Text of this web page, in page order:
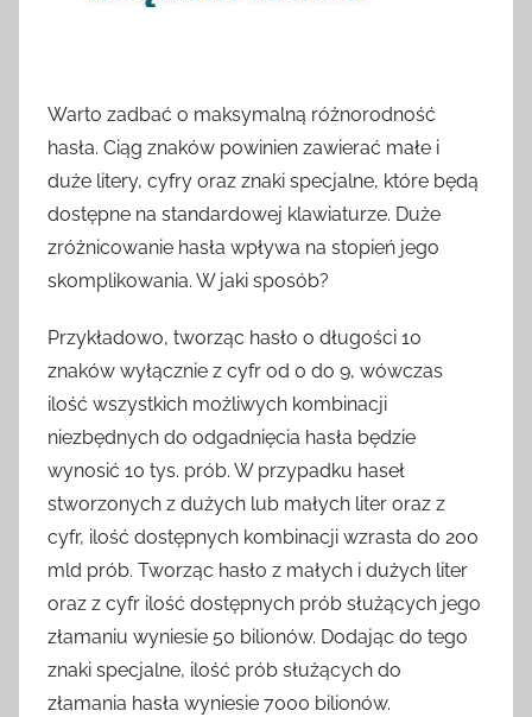
Warto zadbać o maksymalną różnorodność
hasła. Ciąg znaków powinien zawierać małe i
duże litery, cyfry oraz znaki specjalne, które będą
dostępne na standardowej klawiaturze. Duże
zróżnicowanie hasła wpływa na stopień jego
skomplikowania. W jaki sposób?
Przykładowo, tworząc hasło o długości 10
znaków wyłącznie z cyfr od 0 do 9, wówczas
ilość wszystkich możliwych kombinacji
niezbędnych do odgadnięcia hasła będzie
wynosić 10 tys. prób. W przypadku haseł
stworzonych z dużych lub małych liter oraz z
cyfr, ilość dostępnych kombinacji wzrasta do 200
mld prób. Tworząc hasło z małych i dużych liter
oraz z cyfr ilość dostępnych prób służących jego
złamaniu wyniesie 50 bilionów. Dodając do tego
znaki specjalne, ilość prób służących do
złamania hasła wyniesie 7000 bilionów.